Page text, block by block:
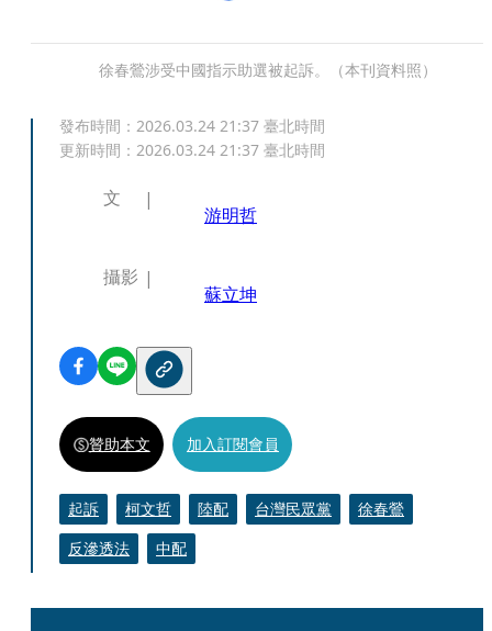
徐春鶯涉受中國指示助選被起訴。（本刊資料照）
發布時間： 2026.03.24 21:37 臺北時間
更新時間： 2026.03.24 21:37 臺北時間
文
游明哲
攝影
蘇立坤
贊助本文 加入訂閱會員
起訴 柯文哲 陸配 台灣民眾黨
徐春鶯
反滲透法
中配